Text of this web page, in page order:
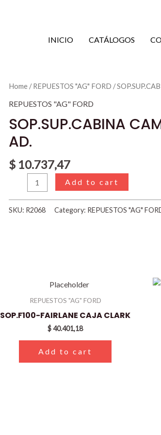
INICIO CATÁLOGOS
Home/REPUESTOS "AG" FORD /
REPUESTOS "AG" FORD
SOP.SUP.CABINA
AD.
$10.737,47
SOP.SUP.CABINA
1968
EN
quantity
Add to cart
SKU: R2068 Category: REPUESTOS "AG"
REPUESTOS "AG" FORD
SOP.F100-FAIRLANE CAJA CLARK
$40.401,18
Add to cart